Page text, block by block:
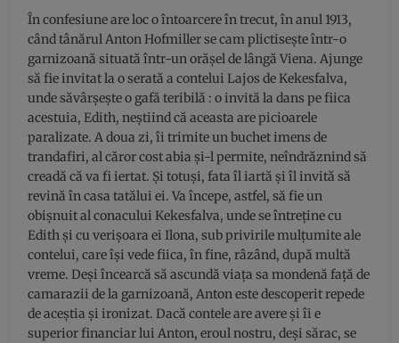
În confesiune are loc o întoarcere în trecut, în anul 1913,
când tânărul Anton Hofmiller se cam plictiseşte într-o
garnizoană situată într-un orăşel de lângă Viena. Ajunge
să fie invitat la o serată a contelui Lajos de Kekesfalva,
unde săvârşeşte o gafă teribilă : o invită la dans pe fiica
acestuia, Edith, neştiind că aceasta are picioarele
paralizate. A doua zi, îi trimite un buchet imens de
trandafiri, al căror cost abia şi-l permite, neîndrăznind să
creadă că va fi iertat. Şi totuşi, fata îl iartă şi îl invită să
revină în casa tatălui ei. Va începe, astfel, să fie un
obişnuit al conacului Kekesfalva, unde se întreţine cu
Edith şi cu verişoara ei Ilona, sub privirile mulţumite ale
contelui, care îşi vede fiica, în fine, râzând, după multă
vreme. Deşi încearcă să ascundă viaţa sa mondenă faţă de
camarazii de la garnizoană, Anton este descoperit repede
de aceştia şi ironizat. Dacă contele are avere şi îi e
superior financiar lui Anton, eroul nostru, deşi sărac, se